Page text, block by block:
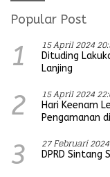
Popular Post
1 15 April 2024
Dituding
Lanjing
2 15 April 2024
Hari Keenam
Pengamanan
3 27 Februari
DPRD Sintang